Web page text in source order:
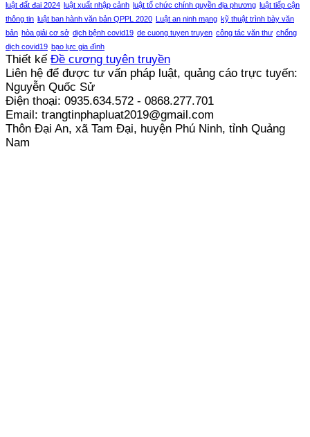
luật đất đai 2024 luật xuất nhập cảnh luật tổ chức chính quyền địa phương luật tiếp cận
thông tin luật ban hành văn bản QPPL 2020 Luật an ninh mạng kỹ thuật trình bày văn
bản hòa giải cơ sở dịch bệnh covid19 de cuong tuyen truyen công tác văn thư chống
dịch covid19 bạo lực gia đình
Thiết kế Đề cương tuyên truyền
Liên hệ để được tư vấn pháp luật, quảng cáo trực tuyến:
Nguyễn Quốc Sử
Điện thoại: 0935.634.572 - 0868.277.701
Email: trangtinphapluat2019@gmail.com
Thôn Đại An, xã Tam Đại, huyện Phú Ninh, tỉnh Quảng
Nam